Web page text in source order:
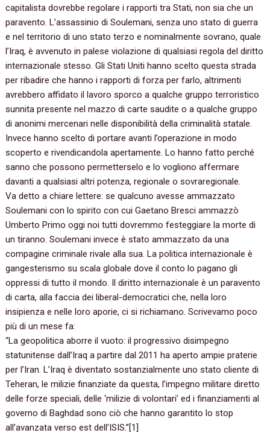
capitalista dovrebbe regolare i rapporti tra Stati, non sia che un
paravento. L’assassinio di Soulemani, senza uno stato di guerra
e nel territorio di uno stato terzo e nominalmente sovrano, quale
l’Iraq, è avvenuto in palese violazione di qualsiasi regola del diritto
internazionale stesso. Gli Stati Uniti hanno scelto questa strada
per ribadire che hanno i rapporti di forza per farlo, altrimenti
avrebbero affidato il lavoro sporco a qualche gruppo terroristico
sunnita presente nel mazzo di carte saudite o a qualche gruppo
di anonimi mercenari nelle disponibilità della criminalità statale.
Invece hanno scelto di portare avanti l’operazione in modo
scoperto e rivendicandola apertamente. Lo hanno fatto perché
sanno che possono permetterselo e lo vogliono affermare
davanti a qualsiasi altri potenza, regionale o sovraregionale.
Va detto a chiare lettere: se qualcuno avesse ammazzato
Soulemani con lo spirito con cui Gaetano Bresci ammazzò
Umberto Primo oggi noi tutti dovremmo festeggiare la morte di
un tiranno. Soulemani invece è stato ammazzato da una
compagine criminale rivale alla sua. La politica internazionale è
gangesterismo su scala globale dove il conto lo pagano gli
oppressi di tutto il mondo. Il diritto internazionale è un paravento
di carta, alla faccia dei liberal-democratici che, nella loro
insipienza e nelle loro aporie, ci si richiamano. Scrivevamo poco
più di un mese fa:
“La geopolitica aborre il vuoto: il progressivo disimpegno
statunitense dall’Iraq a partire dal 2011 ha aperto ampie praterie
per l’Iran. L’Iraq è diventato sostanzialmente uno stato cliente di
Teheran, le milizie finanziate da questa, l’impegno militare diretto
delle forze speciali, delle ‘milizie di volontari’ ed i finanziamenti al
governo di Baghdad sono ciò che hanno garantito lo stop
all’avanzata verso est dell’ISIS.”[1]